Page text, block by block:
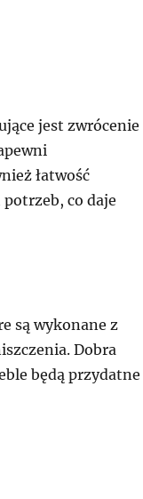
jest zwrócenie
łatwość
co daje
są wykonane z
Dobra
będą przydatne